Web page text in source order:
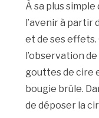
À sa plus
l’avenir à partir
et de ses
l’observation
gouttes de cire
bougie brûle.
de déposer la